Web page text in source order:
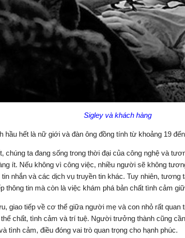
Sigley và khách hàng
hầu hết là nữ giới và đàn ông đồng tính từ khoảng 19
chúng ta đang sống trong thời đại của công nghệ và
ít. Nếu không vì công việc, nhiều người sẽ không
tin nhắn và các dịch vụ truyền tin khác. Tuy nhiên,
thông tin mà còn là việc khám phá bản chất tình cảm
giao tiếp về cơ thể giữa người mẹ và con nhỏ rất quan
chất, tình cảm và trí tuệ. Người trưởng thành cũng
tình cảm, điều đóng vai trò quan trọng cho hạnh phúc.